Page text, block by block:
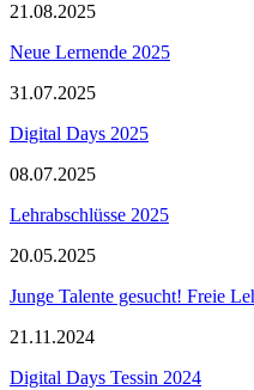
21.08.2025
Neue Lernende 2025
31.07.2025
Digital Days 2025
08.07.2025
Lehrabschlüsse 2025
20.05.2025
Junge Talente gesucht! Freie
21.11.2024
Digital Days Tessin 2024